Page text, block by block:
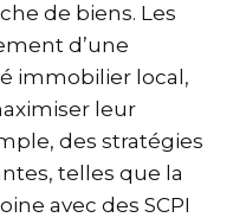
de biens. Les
d’une
immobilier local,
leur
des stratégies
telles que la
avec des SCPI